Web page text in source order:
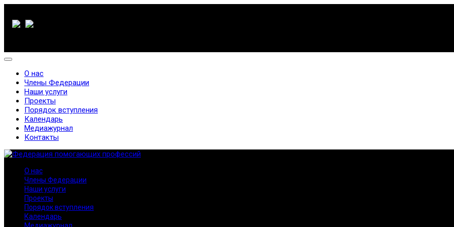
О нас
Члены Федерации
Наши услуги
Проекты
Порядок вступления
Календарь
Медиажурнал
Контакты
О нас
Члены Федерации
Наши услуги
Проекты
Порядок вступления
Календарь